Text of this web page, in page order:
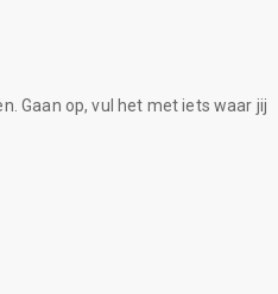
Gaan op, vul het met iets waar jij